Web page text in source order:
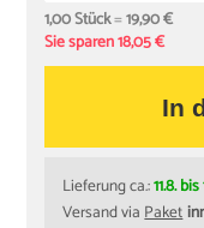
1,00 Stück=19,90 €
Sie sparen 18,05 €
In
Lieferung ca.:11.8. bis
Versand viaPaket